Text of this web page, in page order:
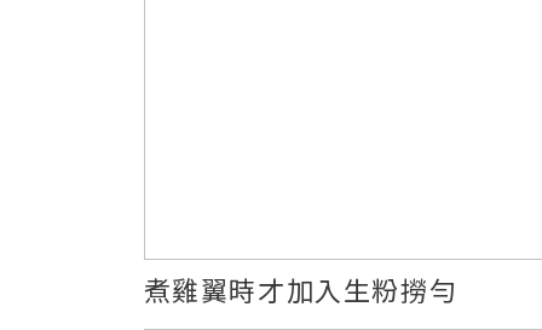
煮雞翼時才加入生粉撈勻